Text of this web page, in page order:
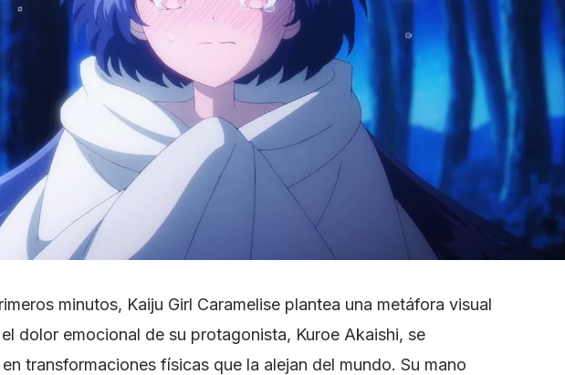
minutos, Kaiju Girl Caramelise plantea una metáfora visual
dolor emocional de su protagonista, Kuroe Akaishi, se
transformaciones físicas que la alejan del mundo. Su mano